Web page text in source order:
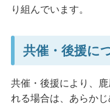
り組んでいます。
共催・後援に
共催・後援により、
れる場合は、あらかじ